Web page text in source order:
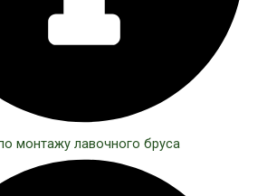
монтажу лавочного бруса